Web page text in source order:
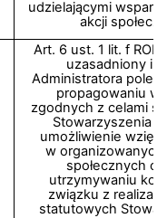
udzielającymi
akcji
Art. 6 ust. 1 lit. f
uzasadniony
Administratora
propagowaniu
zgodnych z celami
Stowarzyszenia
umożliwienie
w organizowanych
społecznych
utrzymywaniu
związku z
statutowych